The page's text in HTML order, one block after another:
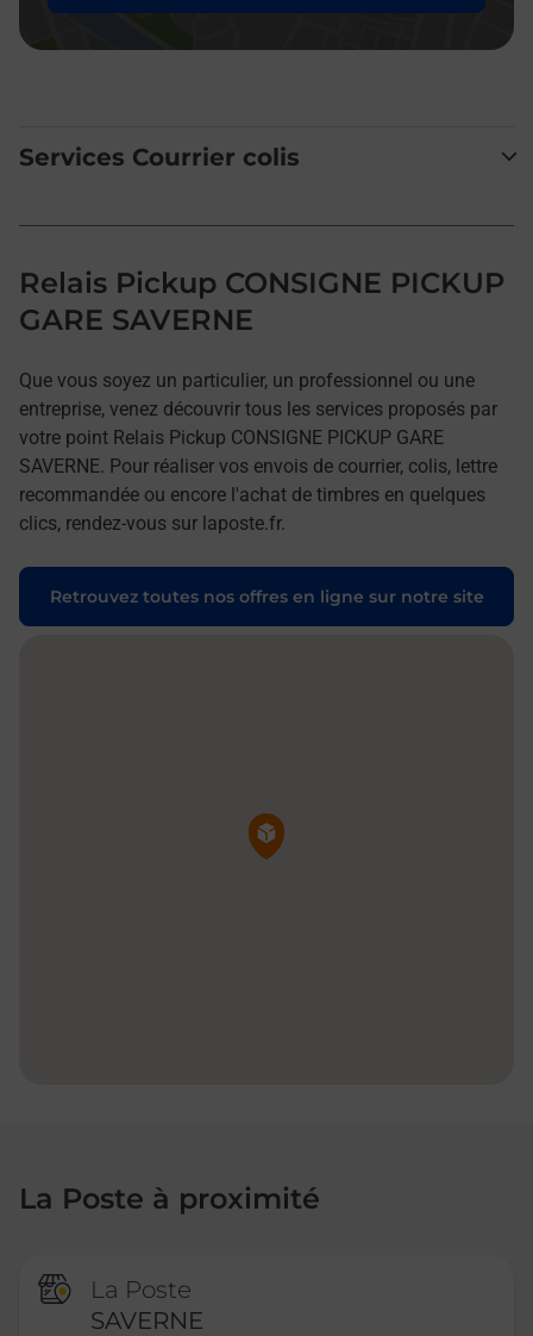
Services Courrier colis
Relais Pickup CONSIGNE PICKUP
GARE SAVERNE
Que vous soyez un particulier, un professionnel ou une
entreprise, venez découvrir tous les services proposés par
votre point Relais Pickup CONSIGNE PICKUP GARE
SAVERNE. Pour réaliser vos envois de courrier, colis, lettre
recommandée ou encore l'achat de timbres en quelques
clics, rendez-vous sur laposte.fr.
Retrouvez toutes nos offres en ligne sur notre site
Pin de la carte
La Poste à proximité
La Poste
SAVERNE